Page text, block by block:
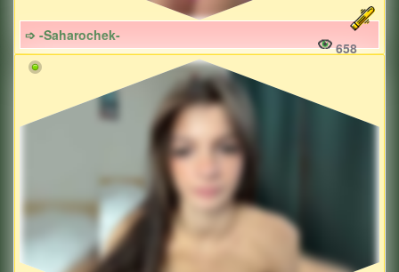
➩ -Saharochek-
658